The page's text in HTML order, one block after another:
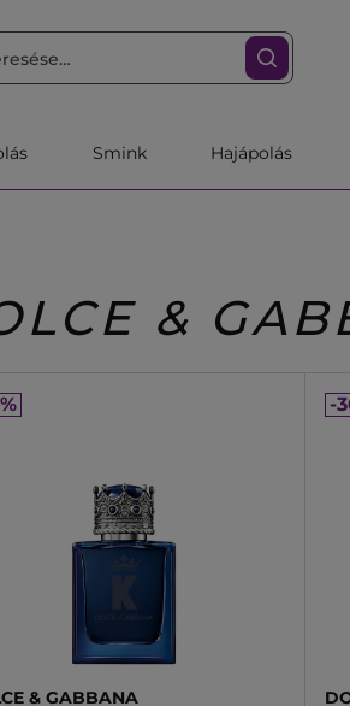
Smink Hajápolás
&
& GABBANA
-